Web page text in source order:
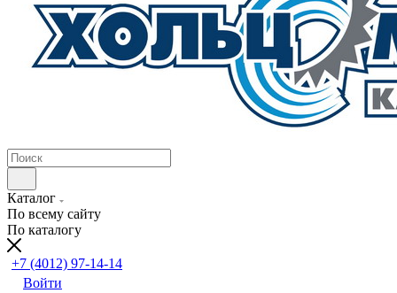
Каталог
По всему сайту
По каталогу
+7 (4012) 97-14-14
Войти